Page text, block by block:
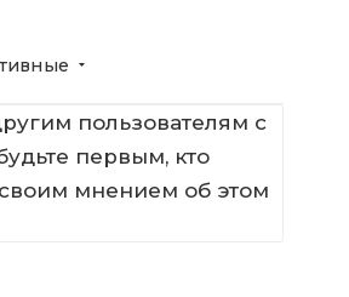
пользователям с
первым, кто
мнением об этом